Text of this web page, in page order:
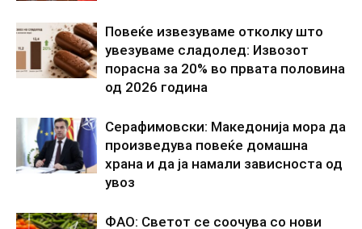
Повеќе извезуваме отколку што
увезуваме сладолед: Извозот
порасна за 20% во првата половина
од 2026 година
Серафимовски: Македонија мора да
произведува повеќе домашна
храна и да ја намали зависноста од
увоз
ФАО: Светот се соочува со нови